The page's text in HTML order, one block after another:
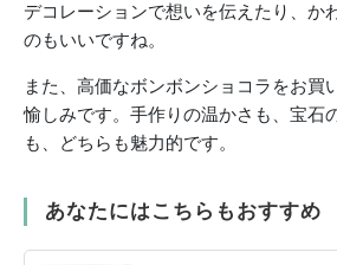
デコレーションで想いを伝えたり、か
のもいいですね。
また、高価なボンボンショコラをお買
愉しみです。手作りの温かさも、宝石
も、どちらも魅力的です。
あなたにはこちらもおすすめ